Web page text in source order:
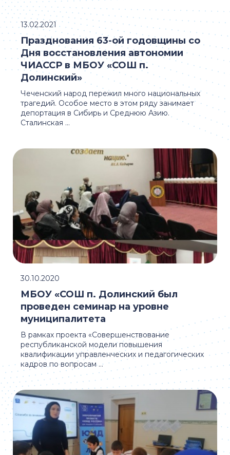
Чеченский народ пережил много национальных
трагедий. Особое место в этом ряду занимает
депортация в Сибирь и Среднюю Азию.
Сталинская ...
Празднования 63-ой годовщины со
Дня восстановления автономии
ЧИАССР в МБОУ «СОШ п.
Долинский»
13.02.2021
В рамках проекта «Совершенствование
республиканской модели повышения
квалификации управленческих и педагогических
кадров по вопросам ...
МБОУ «СОШ п. Долинский был
проведен семинар на уровне
муниципалитета
30.10.2020